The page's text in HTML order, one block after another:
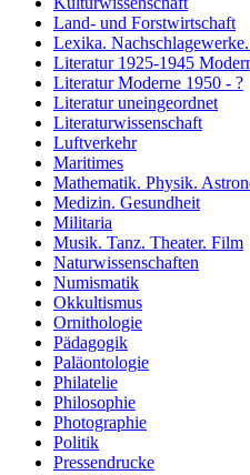
Land- und Forstwirtschaft
Lexika.
Literatur 1925-1945
Literatur Moderne 1950 - ?
Literatur uneingeordnet
Literaturwissenschaft
Luftverkehr
Maritimes
Mathematik. Physik.
Medizin. Gesundheit
Militaria
Musik. Tanz. Theater. Film
Naturwissenschaften
Numismatik
Okkultismus
Ornithologie
Pädagogik
Paläontologie
Philatelie
Philosophie
Photographie
Politik
Pressendrucke